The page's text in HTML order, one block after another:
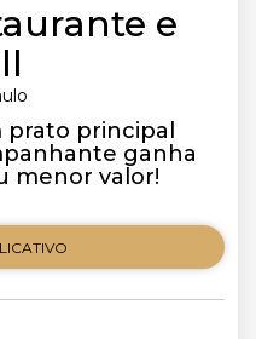
e
principal
ganha
menor valor!